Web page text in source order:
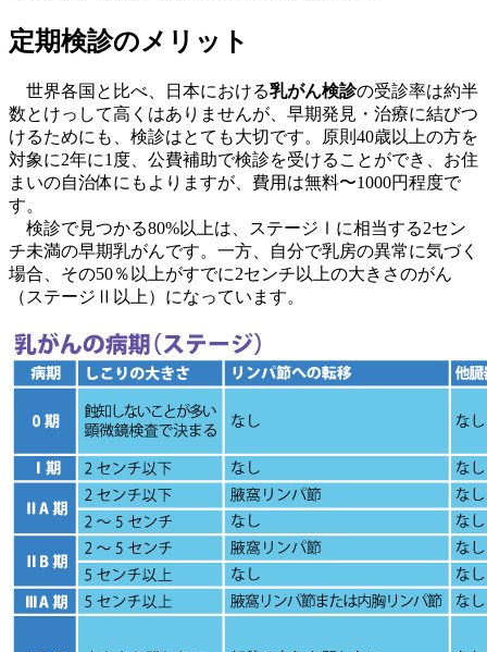
定期検診のメリット
世界各国と比べ、日本における乳がん検診の受診率は約半
数とけっして高くはありませんが、早期発見・治療に結びつ
けるためにも、検診はとても大切です。原則40歳以上の方を
対象に2年に1度、公費補助で検診を受けることができ、お住
まいの自治体にもよりますが、費用は無料〜1000円程度で
す。
検診で見つかる80%以上は、ステージⅠに相当する2セン
チ未満の早期乳がんです。一方、自分で乳房の異常に気づく
場合、その50％以上がすでに2センチ以上の大きさのがん
（ステージⅡ以上）になっています。